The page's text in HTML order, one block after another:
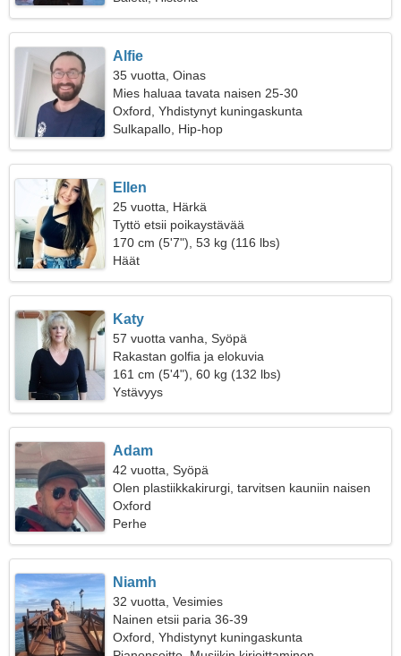
Alfie
35 vuotta, Oinas
Mies haluaa tavata naisen 25-30
Oxford, Yhdistynyt kuningaskunta
Sulkapallo, Hip-hop
Ellen
25 vuotta, Härkä
Tyttö etsii poikaystävää
170 cm (5'7"), 53 kg (116 lbs)
Häät
Katy
57 vuotta vanha, Syöpä
Rakastan golfia ja elokuvia
161 cm (5'4"), 60 kg (132 lbs)
Ystävyys
Adam
42 vuotta, Syöpä
Olen plastiikkakirurgi, tarvitsen kauniin naisen
Oxford
Perhe
Niamh
32 vuotta, Vesimies
Nainen etsii paria 36-39
Oxford, Yhdistynyt kuningaskunta